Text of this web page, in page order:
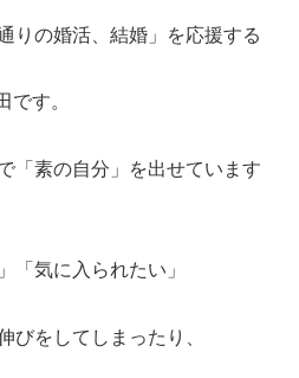
りの婚活、結婚」を応援する
です。
「素の自分」を出せています
「気に入られたい」
びをしてしまったり、